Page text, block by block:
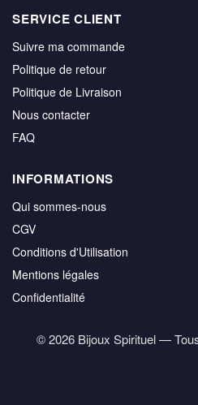
SERVICE CLIENT
Suivre ma commande
Politique de retour
Politique de Livraison
Nous contacter
FAQ
INFORMATIONS
Qui sommes-nous
CGV
Conditions d'Utilisation
Mentions légales
Confidentialité
© 2026 Bijoux Spirituel —